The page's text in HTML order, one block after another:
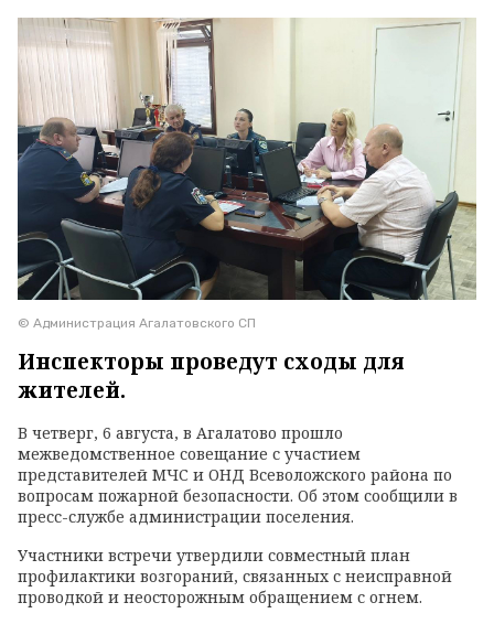
© Администрация Агалатовского СП
Инспекторы проведут сходы для
жителей.
В четверг, 6 августа, в Агалатово прошло
межведомственное совещание с участием
представителей МЧС и ОНД Всеволожского района по
вопросам пожарной безопасности. Об этом сообщили в
пресс-службе администрации поселения.
Участники встречи утвердили совместный план
профилактики возгораний, связанных с неисправной
проводкой и неосторожным обращением с огнем.